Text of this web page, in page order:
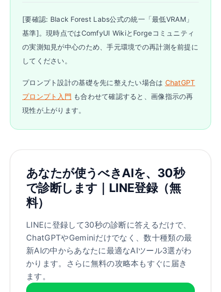
[要確認: Black Forest Labs公式の統一「最低VRAM」
基準]。現時点ではComfyUI WikiとForgeコミュニティ
の実測知見が中心のため、手元環境での再計測を前提に
してください。
プロンプト設計の基礎を先に整えたい場合は ChatGPT
プロンプト入門 も合わせて確認すると、画像指示の再
現性が上がります。
あなたが使うべきAIを、30秒
で診断します｜LINE登録（無
料）
LINEに登録して30秒の診断に答えるだけで、
ChatGPTやGeminiだけでなく、数十種類の最
新AIの中からあなたに最適なAIツール3選がわ
かります。さらに無料の攻略本もすぐに届き
ます。